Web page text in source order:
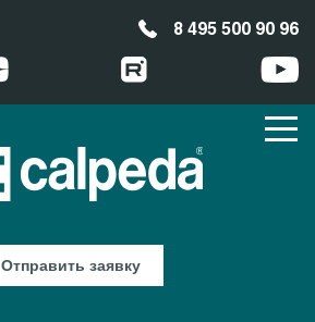
8 495 500 90 96
Отправить заявку